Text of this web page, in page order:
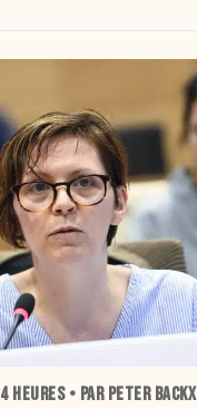
4 HEURES• PAR PETER BACKX